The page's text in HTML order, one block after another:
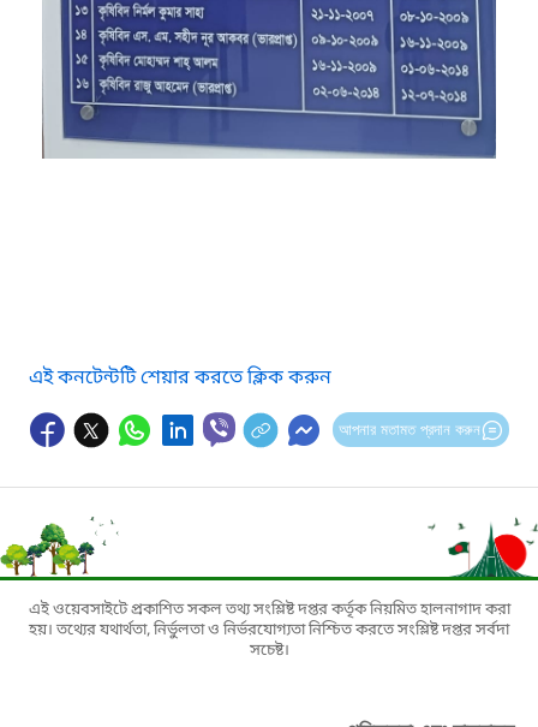
এই কনটেন্টটি শেয়ার করতে ক্লিক করুন
আপনার মতামত প্রদান করুন
এই ওয়েবসাইটে প্রকাশিত সকল তথ্য সংশ্লিষ্ট দপ্তর কর্তৃক নিয়মিত হালনাগাদ করা
হয়। তথ্যের যথার্থতা, নির্ভুলতা ও নির্ভরযোগ্যতা নিশ্চিত করতে সংশ্লিষ্ট দপ্তর সর্বদা
সচেষ্ট।